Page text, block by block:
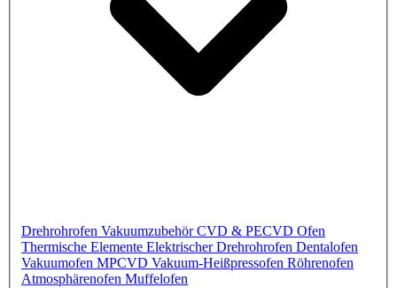
Drehrohrofen VakuumzubehörCVD & PECVD Ofen
Thermische Elemente Elektrischer Drehrohrofen Dentalofen
Vakuumofen MPCVD Vakuum-Heißpressofen Röhrenofen
Atmosphärenofen Muffelofen